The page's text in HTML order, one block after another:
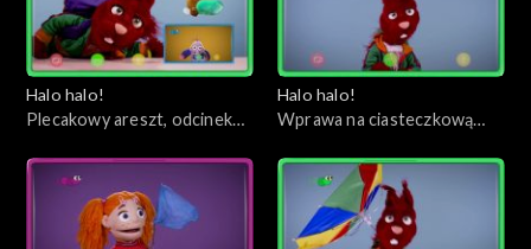
Halo halo!
Plecakowy areszt, odcinek
Halo halo!
Wprawa na ciasteczkową